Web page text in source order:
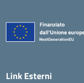
Link Esterni